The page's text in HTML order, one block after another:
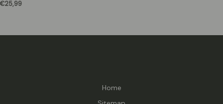
€25,99
Home